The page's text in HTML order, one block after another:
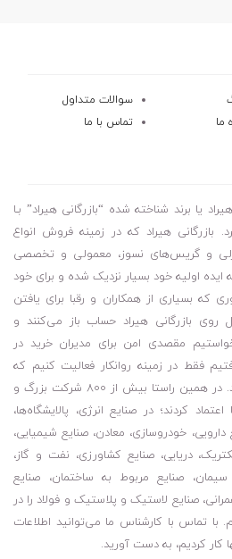
برای کسانی که می‌پرسند روغن شل تلوس shell tellus s3 m 46 چند لیتر
است، باید بگویم مظروف 20 لیتری، 55 لیتری، 180 لیتری، 209 لیتری و
است. لطفا توجه داشته باشید، برای چک کردن
مورد نیاز شما موجود هست یا نه، باید
تماس بگیرید.
سوالات متداول
ما تماس با ما
یا برند شناخته شده “بازرگانی هیراد” بـا
بازرگانی هیراد که در زمینه فروش انواع
و گریس‌های نسوز، معمولی و تخصصی
ایده اولیه خود بسیار نزدیک شده و برای خود
بسیاری از همکاران و رقبا برای یافتن
بازرگانی هیراد حساب باز می‌کنند و
مقصدی امن برای مدیران خرید در
فقط در زمینه روانکار فعالیت کنیم که
باعث رشد روزافزون مجموعه شد. در همین راستا بیش از 800 شرکت بزرگ و
کردند؛ در صنایع انرژی، پالایشگاه‌ها،
خودروسازی، معادن، صنایع شیمیایی،
دریایی، صنایع کشاورزی، نفت و گاز،
صنایع مربوط به ساختمان، صنایع
صنایع لاستیک و پلاستیک و فولاد را در
با تماس با کارشناس ما می‌توانید اطلاعات
کار کردیم، به دست آورید.